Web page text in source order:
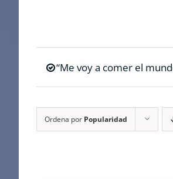
“Me voy a comer el
Ordena por Popularidad